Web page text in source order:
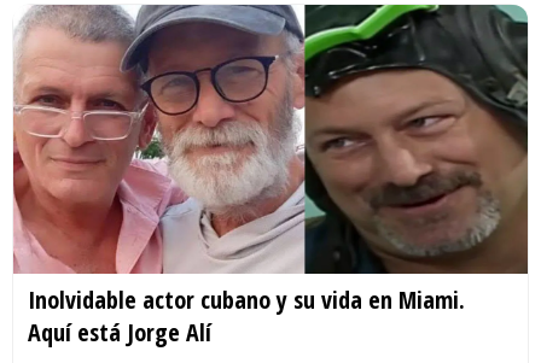
Inolvidable actor cubano y su vida en Miami.
Aquí está Jorge Alí